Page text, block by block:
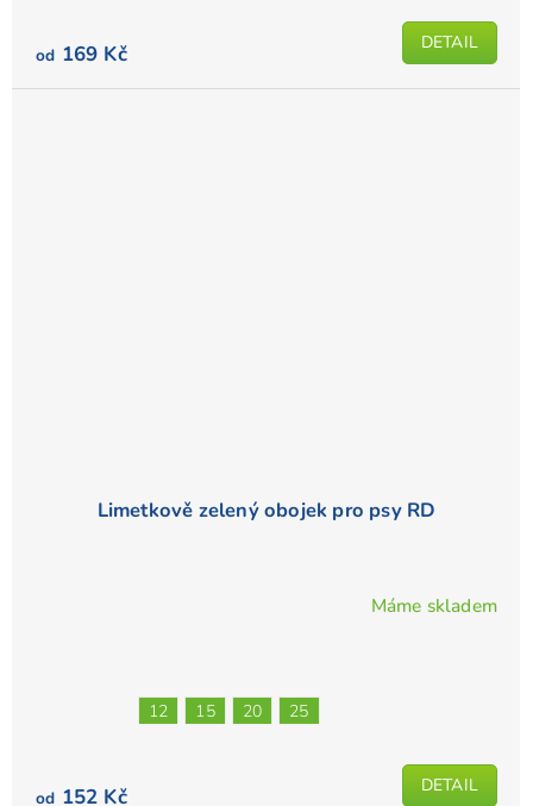
od 169 Kč DETAIL
Limetkově zelený obojek pro psy RD
Máme skladem
od 152 Kč DETAIL
12 15 20 25